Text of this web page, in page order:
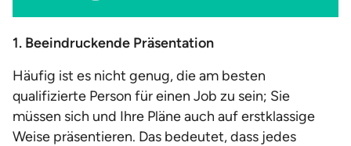
1. Beeindruckende Präsentation
Häufig ist es nicht genug, die am besten
qualifizierte Person für einen Job zu sein; Sie
müssen sich und Ihre Pläne auch auf erstklassige
Weise präsentieren. Das bedeutet, dass jedes